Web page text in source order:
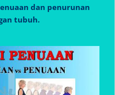
dan penurunan
tubuh.